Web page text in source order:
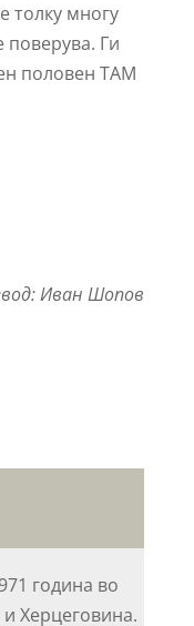
толку многу
поверува. Ги
половен ТАМ
Иван Шопов
година во
Херцеговина.